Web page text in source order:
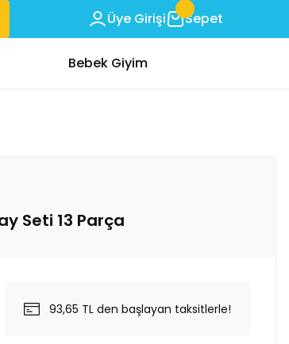
Üye Girişi Sepet
Bebek Giyim
Seti 13 Parça
93,65 TL den başlayan taksitlerle!